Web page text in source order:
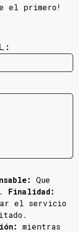
el primero!
Que
Finalidad:
el servicio
mientras